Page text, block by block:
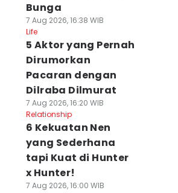
Bunga
7 Aug 2026, 16:38 WIB
Life
5 Aktor yang Pernah
Dirumorkan
Pacaran dengan
Dilraba Dilmurat
7 Aug 2026, 16:20 WIB
Relationship
6 Kekuatan Nen
yang Sederhana
tapi Kuat di Hunter
x Hunter!
7 Aug 2026, 16:00 WIB